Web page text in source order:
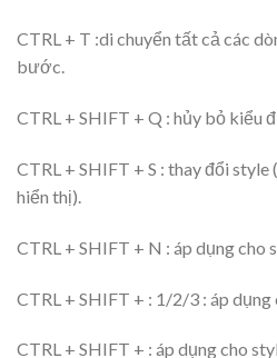
CTRL + T :di chuyển tất cả các
bước.
CTRL + SHIFT + Q : hủy bỏ kiểu
CTRL + SHIFT + S : thay đổi style
hiển thị).
CTRL + SHIFT + N : áp dụng cho
CTRL + SHIFT + : 1/2/3 : áp
CTRL + SHIFT + : áp dụng cho